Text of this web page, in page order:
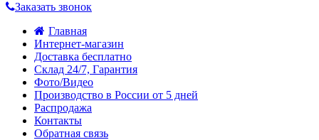
Заказать звонок
Главная
Интернет-магазин
Доставка бесплатно
Склад 24/7, Гарантия
Фото/Видео
Производство в России от 5 дней
Распродажа
Контакты
Обратная связь